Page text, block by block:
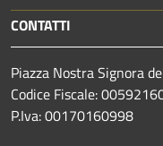
CONTATTI
Piazza Nostra Signora
Codice Fiscale:
P.Iva: 00170160998